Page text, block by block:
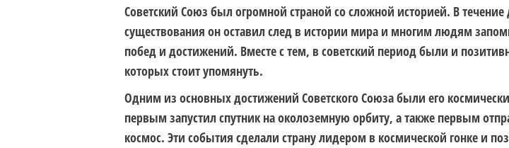
Советский Союз был огромной страной со сложной историей. В течение
существования он оставил след в истории мира и многим людям
побед и достижений. Вместе с тем, в советский период были и
которых стоит упомянуть.
Одним из основных достижений Советского Союза были его
первым запустил спутник на околоземную орбиту, а также первым
космос. Эти события сделали страну лидером в космической гонке и